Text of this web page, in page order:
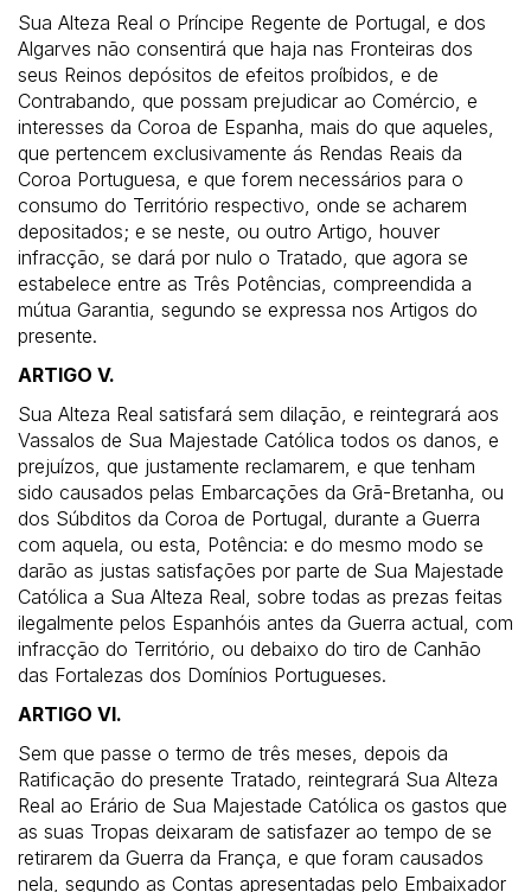
Sua Alteza Real o Príncipe Regente de Portugal, e dos
Algarves não consentirá que haja nas Fronteiras dos
seus Reinos depósitos de efeitos proíbidos, e de
Contrabando, que possam prejudicar ao Comércio, e
interesses da Coroa de Espanha, mais do que aqueles,
que pertencem exclusivamente ás Rendas Reais da
Coroa Portuguesa, e que forem necessários para o
consumo do Território respectivo, onde se acharem
depositados; e se neste, ou outro Artigo, houver
infracção, se dará por nulo o Tratado, que agora se
estabelece entre as Três Potências, compreendida a
mútua Garantia, segundo se expressa nos Artigos do
presente.
ARTIGO V.
Sua Alteza Real satisfará sem dilação, e reintegrará aos
Vassalos de Sua Majestade Católica todos os danos, e
prejuízos, que justamente reclamarem, e que tenham
sido causados pelas Embarcações da Grã-Bretanha, ou
dos Súbditos da Coroa de Portugal, durante a Guerra
com aquela, ou esta, Potência: e do mesmo modo se
darão as justas satisfações por parte de Sua Majestade
Católica a Sua Alteza Real, sobre todas as prezas feitas
ilegalmente pelos Espanhóis antes da Guerra actual, com
infracção do Território, ou debaixo do tiro de Canhão
das Fortalezas dos Domínios Portugueses.
ARTIGO VI.
Sem que passe o termo de três meses, depois da
Ratificação do presente Tratado, reintegrará Sua Alteza
Real ao Erário de Sua Majestade Católica os gastos que
as suas Tropas deixaram de satisfazer ao tempo de se
retirarem da Guerra da França, e que foram causados
nela, segundo as Contas apresentadas pelo Embaixador